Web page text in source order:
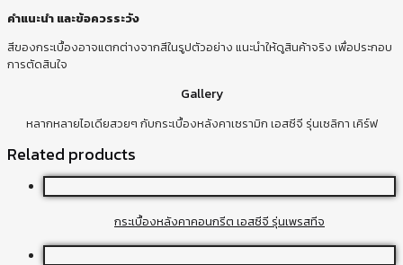
คำแนะนำ และข้อควรระวัง
สีของกระเบื้องอาจแตกต่างจากสีในรูปตัวอย่าง แนะนำให้ดูสินค้าจริง เพื่อประกอบ
การตัดสินใจ
Gallery
หลากหลายไอเดียสวยๆ กับกระเบื้องหลังคาเซรามิก เอสซีจี รุ่นเซลิกา เคิร์ฟ
Related products
กระเบื้องหลังคาคอนกรีต เอสซีจี รุ่นเพรสทีจ